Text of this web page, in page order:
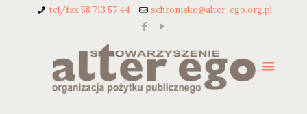
tel/fax 58 713 57 44 schronisko@alter-ego.org.pl